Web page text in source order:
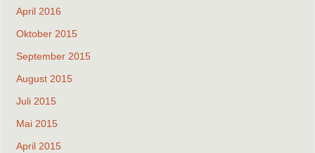
April 2016
Oktober 2015
September 2015
August 2015
Juli 2015
Mai 2015
April 2015